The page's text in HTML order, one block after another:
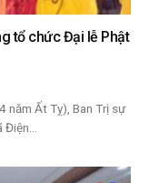
tổ chức Đại lễ Phật
Ất Tỵ), Ban Trị sự
Điện...